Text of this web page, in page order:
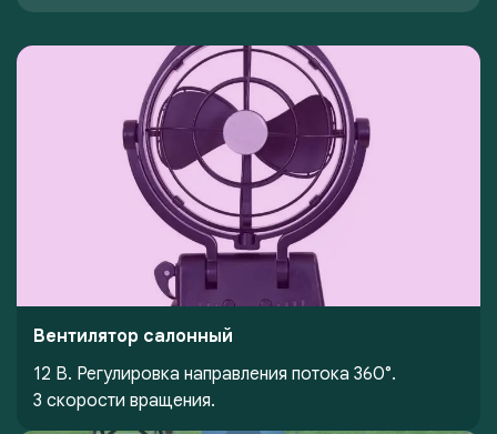
Вентилятор салонный
12 В. Регулировка направления потока 360°.
3 скорости вращения.